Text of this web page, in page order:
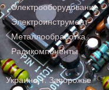
Электрооборудование
Электроинструмент
Металлообработка
Радикомпоненты
Украина, г. Запорожье